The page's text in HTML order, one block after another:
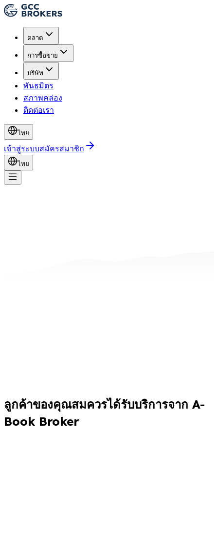
ตลาด
การซื้อขาย
บริษัท
พันธมิตร
สภาพคล่อง
ติดต่อเรา
ไทย
เข้าสู่ระบบสมัครสมาชิก
ไทย
ลูกค้าของคุณสมควรได้รับบริการจาก A-
Book Broker